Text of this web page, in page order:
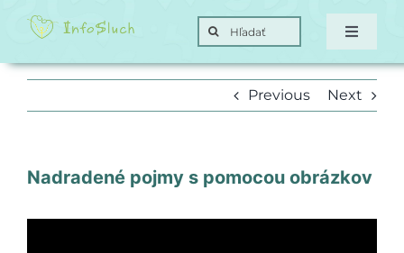
content
Toggle
Domov
Search
for:
Previous Next
Nadradené pojmy s pomocou obrázkov